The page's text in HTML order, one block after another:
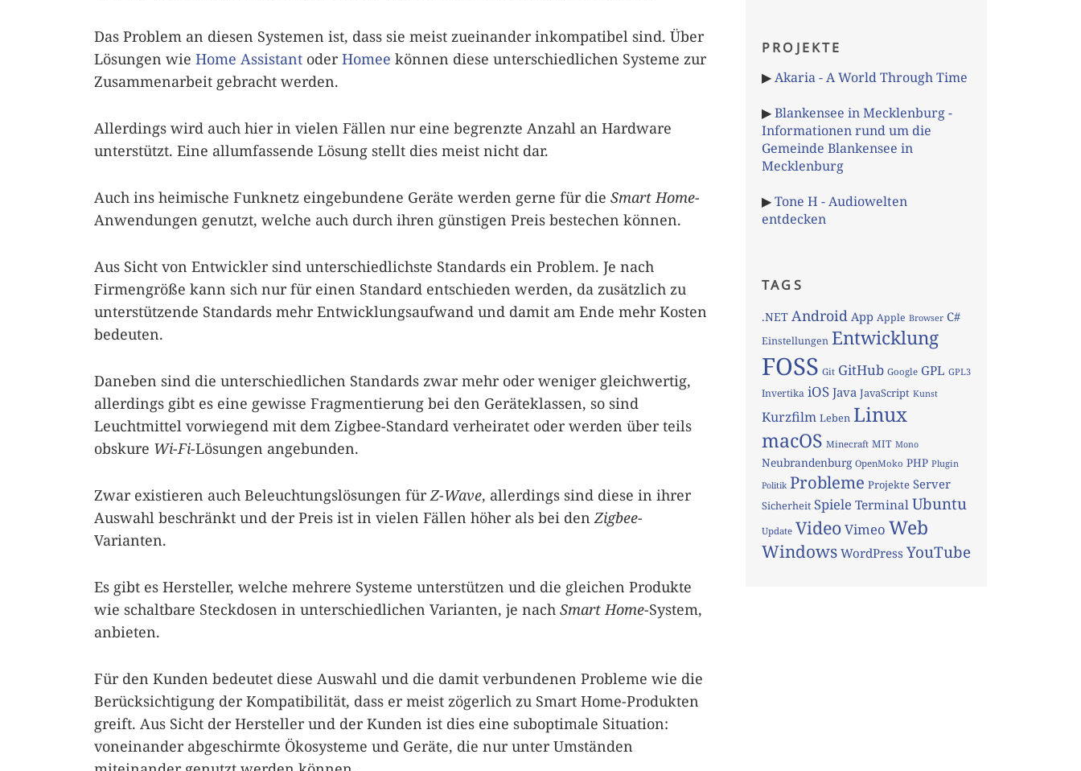
Das Problem an diesen Systemen ist, dass sie meist zueinander inkompatibel sind. Über
Lösungen wie Home Assistant oderHomee können diese unterschiedlichen Systeme zur
Zusammenarbeit gebracht werden.
Allerdings wird auch hier in vielen Fällen nur eine begrenzte Anzahl an Hardware
unterstützt. Eine allumfassende Lösung stellt dies meist nicht dar.
Auch ins heimische Funknetz eingebundene Geräte werden gerne für die Smart Home-
Anwendungen genutzt, welche auch durch ihren günstigen Preis bestechen können.
Aus Sicht von Entwickler sind unterschiedlichste Standards ein Problem. Je nach
Firmengröße kann sich nur für einen Standard entschieden werden, da zusätzlich zu
unterstützende Standards mehr Entwicklungsaufwand und damit am Ende mehr Kosten
bedeuten.
Daneben sind die unterschiedlichen Standards zwar mehr oder weniger gleichwertig,
allerdings gibt es eine gewisse Fragmentierung bei den Geräteklassen, so sind
Leuchtmittel vorwiegend mit dem Zigbee-Standard verheiratet oder werden über teils
obskure Wi-Fi-Lösungen angebunden.
Zwar existieren auch Beleuchtungslösungen fürZ-Wave, allerdings sind diese in ihrer
Auswahl beschränkt und der Preis ist in vielen Fällen höher als bei denZigbee-
Varianten.
Es gibt es Hersteller, welche mehrere Systeme unterstützen und die gleichen Produkte
wie schaltbare Steckdosen in unterschiedlichen Varianten, je nach Smart Home-System,
anbieten.
Für den Kunden bedeutet diese Auswahl und die damit verbundenen Probleme wie die
Berücksichtigung der Kompatibilität, dass er meist zögerlich zu Smart Home-Produkten
greift. Aus Sicht der Hersteller und der Kunden ist dies eine suboptimale Situation:
voneinander abgeschirmte Ökosysteme und Geräte, die nur unter Umständen
PROJEKTE
▶Akaria - A World Through Time
▶Blankensee in Mecklenburg -
Informationen rund um die
Gemeinde Blankensee in
Mecklenburg
▶Tone H - Audiowelten
entdecken
TAGS
.NET Android App Apple Browser C#
Einstellungen Entwicklung
FOSS Git GitHub Google GPL GPL3
Invertika iOS Java JavaScript Kunst
Kurzfilm Leben Linux
macOS Minecraft MIT Mono
Neubrandenburg OpenMoko PHP Plugin
Politik Probleme Projekte Server
Sicherheit Spiele TerminalUbuntu
Update VideoVimeo Web
Windows WordPress YouTube